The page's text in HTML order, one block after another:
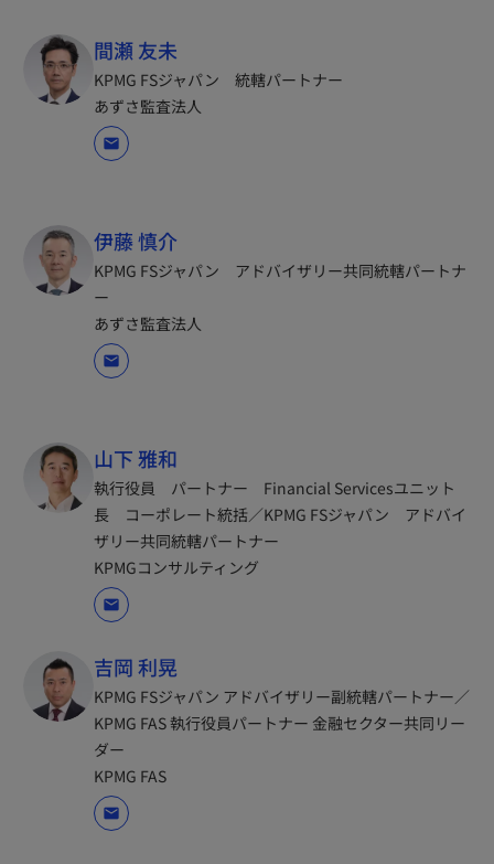
間瀬 友未
KPMG FSジャパン 統轄パートナー
あずさ監査法人
mail
伊藤 慎介
KPMG FSジャパン アドバイザリー共同統轄パートナ
ー
あずさ監査法人
mail
山下 雅和
執行役員 パートナー Financial Servicesユニット
長 コーポレート統括／KPMG FSジャパン アドバイ
ザリー共同統轄パートナー
KPMGコンサルティング
mail
吉岡 利晃
KPMG FSジャパン アドバイザリー副統轄パートナー／
KPMG FAS 執行役員パートナー 金融セクター共同リー
ダー
KPMG FAS
mail